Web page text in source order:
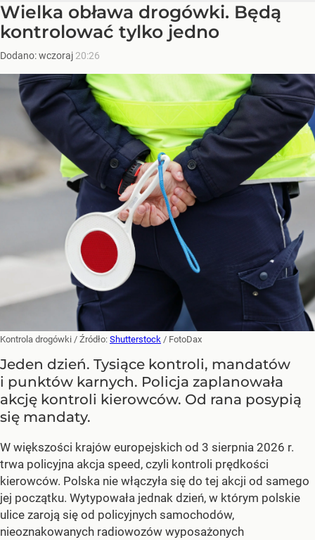
Wielka obława drogówki. Będą
kontrolować tylko jedno
Dodano:wczoraj 20:26
Kontrola drogówki / Źródło: Shutterstock / FotoDax
Jeden dzień. Tysiące kontroli, mandatów
i punktów karnych. Policja zaplanowała
akcję kontroli kierowców. Od rana posypią
się mandaty.
W większości krajów europejskich od 3 sierpnia 2026 r.
trwa policyjna akcja speed, czyli kontroli prędkości
kierowców. Polska nie włączyła się do tej akcji od samego
jej początku. Wytypowała jednak dzień, w którym polskie
ulice zaroją się od policyjnych samochodów,
nieoznakowanych radiowozów wyposażonych